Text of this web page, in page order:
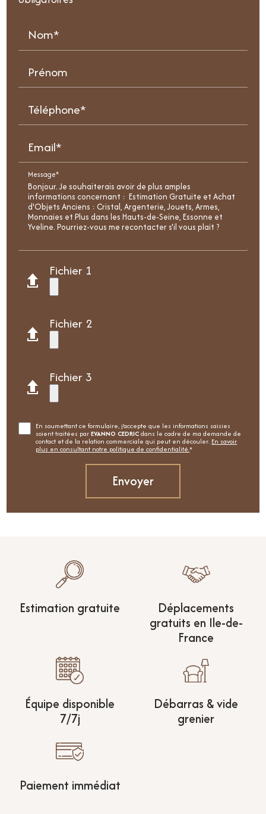
Nom*
Prénom
Téléphone*
Email*
Message*
Fichier 1
Fichier 2
Fichier 3
En soumettant ce formulaire, j'accepte que les informations saisies
soient traitées parEVANNO CEDRICdans le cadre de ma demande de
contact et de la relation commerciale qui peut en découler. En savoir
plus en consultant notre politique de confidentialité.*
Estimation gratuite
Déplacements
gratuits en Ile-de-
France
Équipe disponible
7/7j
Débarras & vide
grenier
Paiement immédiat